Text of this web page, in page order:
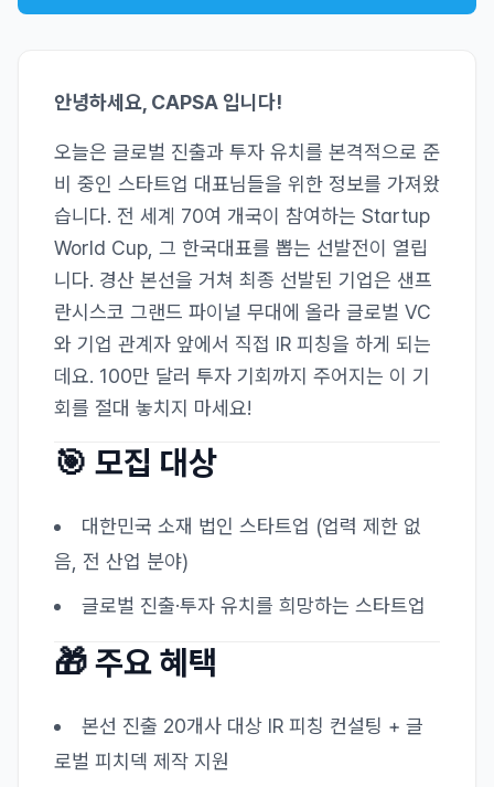
안녕하세요, CAPSA 입니다!
오늘은 글로벌 진출과 투자 유치를 본격적으로 준
비 중인 스타트업 대표님들을 위한 정보를 가져왔
습니다. 전 세계 70여 개국이 참여하는 Startup
World Cup, 그 한국대표를 뽑는 선발전이 열립
니다. 경산 본선을 거쳐 최종 선발된 기업은 샌프
란시스코 그랜드 파이널 무대에 올라 글로벌 VC
와 기업 관계자 앞에서 직접 IR 피칭을 하게 되는
데요. 100만 달러 투자 기회까지 주어지는 이 기
회를 절대 놓치지 마세요!
🎯 모집 대상
대한민국 소재 법인 스타트업 (업력 제한 없
음, 전 산업 분야)
글로벌 진출·투자 유치를 희망하는 스타트업
🎁 주요 혜택
본선 진출 20개사 대상 IR 피칭 컨설팅 + 글
로벌 피치덱 제작 지원